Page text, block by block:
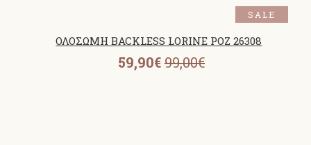
SALE
ΟΛΟΣΩΜΗ BACKLESS LORINE ΡΟΖ 26308
59,90€99,00€